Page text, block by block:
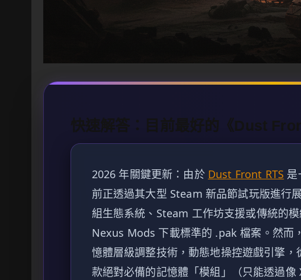
快速解答：目前最好的《Dust
2026 年關鍵更新：由於 Dust Front RTS 是
前正透過其大型 Steam 新品節試玩版進行
組生態系統、Steam 工作坊支援或傳統的
Nexus Mods 下載標準的 .pak 檔案。然而
憶體層級調整技術，動態地操控遊戲引擎
款絕對必備的記憶體「模組」（只能透過